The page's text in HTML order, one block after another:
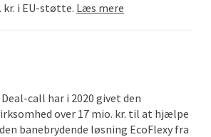
kr. i EU-støtte. Læs mere
Deal-call har i 2020 givet den
over 17 mio. kr. til at hjælpe
banebrydende løsning EcoFlexy fra